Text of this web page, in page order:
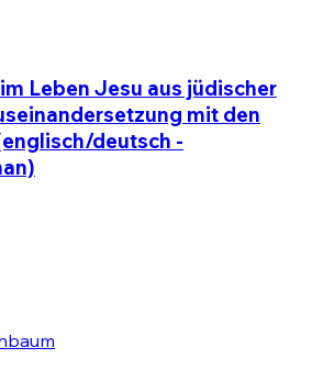
Leben Jesu aus jüdischer
mit den
deutsch -